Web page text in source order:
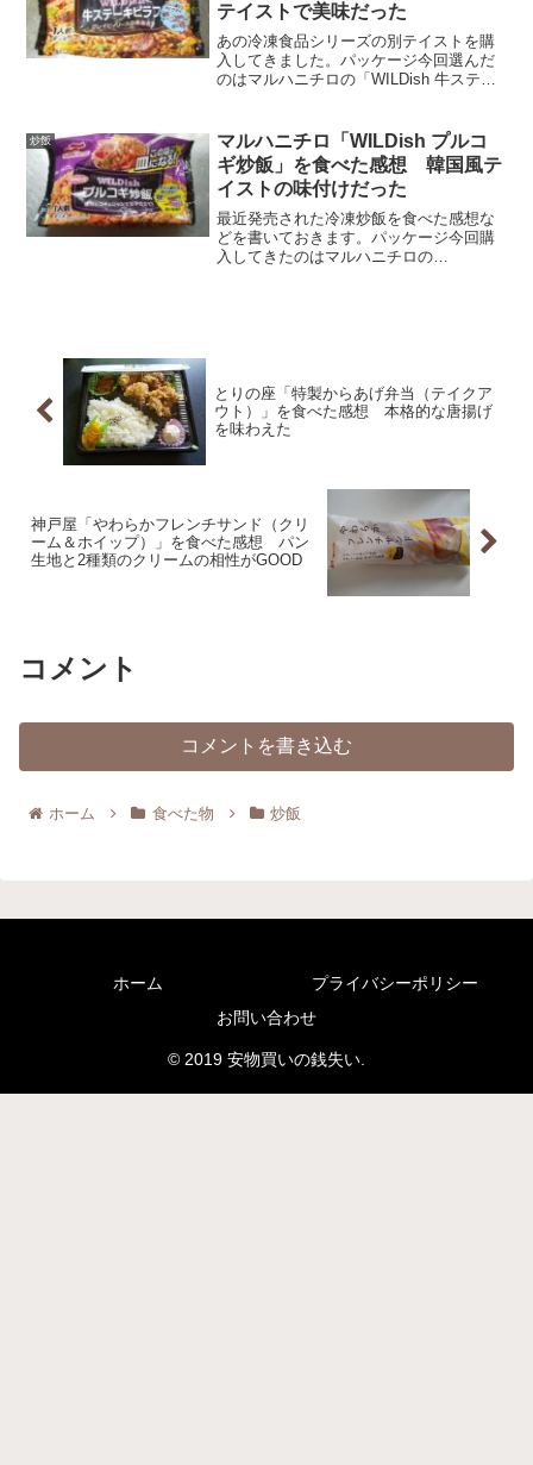
テイストで美味だった
あの冷凍食品シリーズの別テイストを購
入してきました。パッケージ今回選んだ
のはマルハニチロの「WILDish 牛ステー
すね。裏面には調理方法、原材料名、栄
養成分表示などが...
炒飯
マルハニチロ「WILDish プルコ
ギ炒飯」を食べた感想 韓国風テ
イストの味付けだった
最近発売された冷凍炒飯を食べた感想な
どを書いておきます。パッケージ今回購
入してきたのはマルハニチロの
とりの座「特製からあげ弁当（テイクア
ウト）」を食べた感想 本格的な唐揚げ
を味わえた
神戸屋「やわらかフレンチサンド（クリ
ーム＆ホイップ）」を食べた感想 パン
生地と2種類のクリームの相性がGOOD
コメント
コメントを書き込む
ホーム 食べた物 炒飯
ホーム
プライバシーポリシー
お問い合わせ
© 2019 安物買いの銭失い.